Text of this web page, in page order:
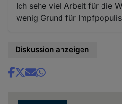
Ich sehe viel Arbeit für die
wenig Grund für
Diskussion anzeigen
Share